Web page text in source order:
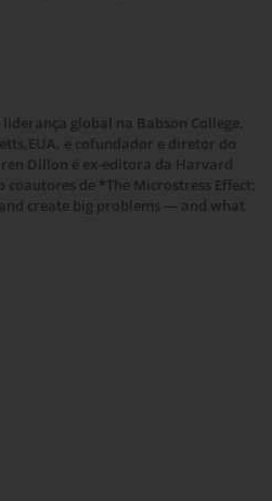
liderança global na Babson College,
e cofundador e diretor do
Dillon é ex-editora da Harvard
coautores de *The Microstress Effect:
create big problems — and what